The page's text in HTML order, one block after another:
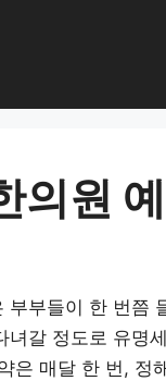
의원
부부들이 한 번쯤
녀갈 정도로 유명
은 매달 한 번, 정